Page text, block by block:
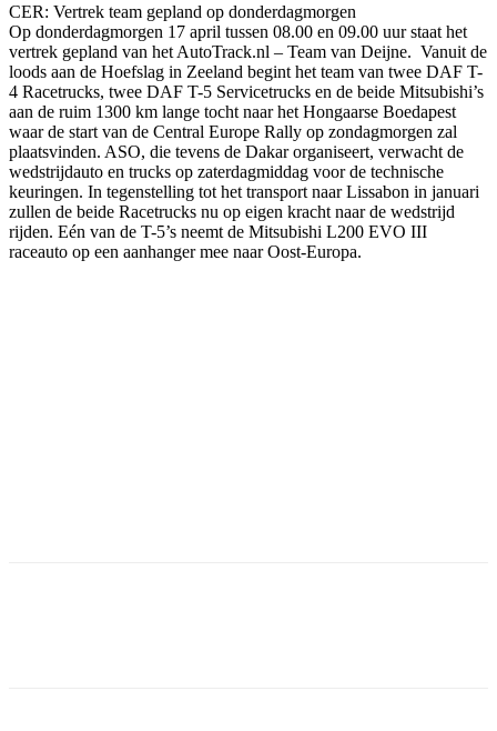
CER: Vertrek team gepland op donderdagmorgen
Op donderdagmorgen 17 april tussen 08.00 en 09.00 uur staat het
vertrek gepland van het AutoTrack.nl – Team van Deijne. Vanuit de
loods aan de Hoefslag in Zeeland begint het team van twee DAF T-
4 Racetrucks, twee DAF T-5 Servicetrucks en de beide Mitsubishi’s
aan de ruim 1300 km lange tocht naar het Hongaarse Boedapest
waar de start van de Central Europe Rally op zondagmorgen zal
plaatsvinden. ASO, die tevens de Dakar organiseert, verwacht de
wedstrijdauto en trucks op zaterdagmiddag voor de technische
keuringen. In tegenstelling tot het transport naar Lissabon in januari
zullen de beide Racetrucks nu op eigen kracht naar de wedstrijd
rijden. Eén van de T-5’s neemt de Mitsubishi L200 EVO III
raceauto op een aanhanger mee naar Oost-Europa.